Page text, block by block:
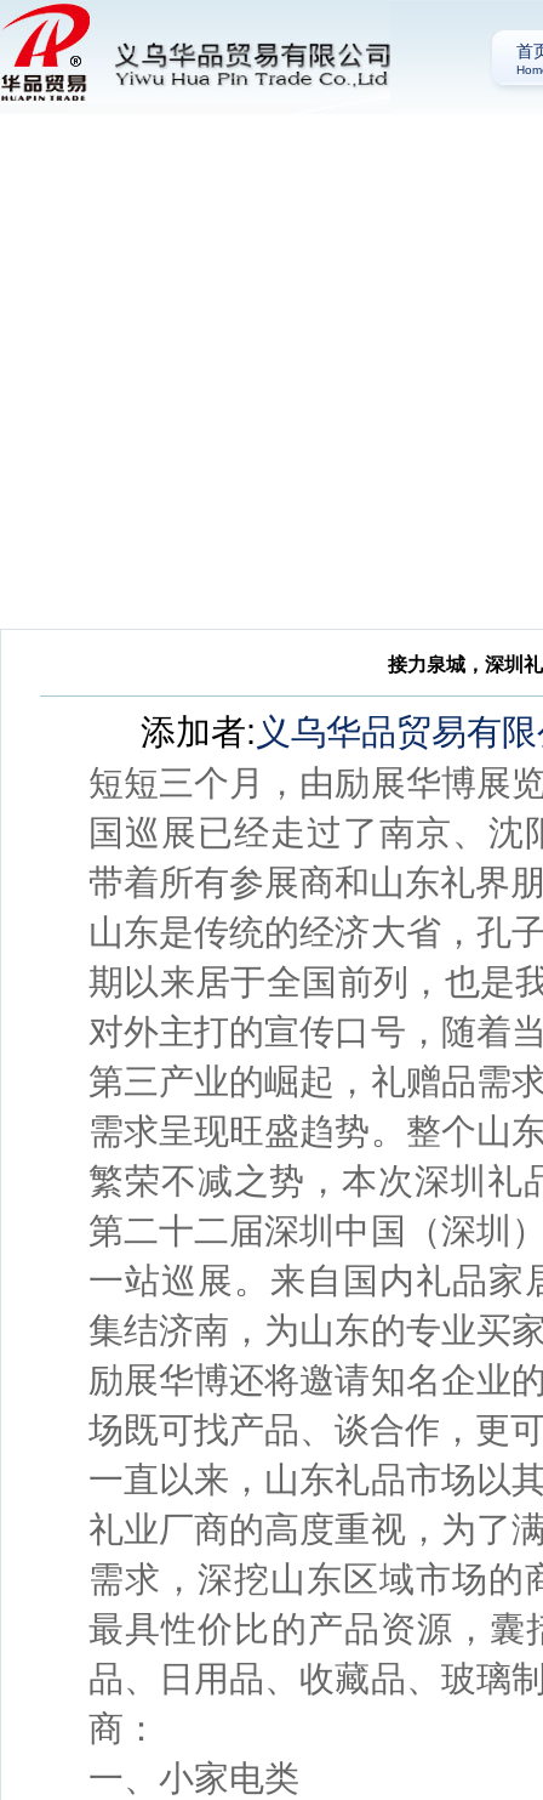
首
接力泉城，深圳
添加者: 义乌华品贸易有
短短三个月，由励展华博展
国巡展已经走过了南京、
带着所有参展商和山东礼界
山东是传统的经济大省，孔
期以来居于全国前列，也是
对外主打的宣传口号，随着
第三产业的崛起，礼赠品需
需求呈现旺盛趋势。整个山
繁荣不减之势，本次深圳礼
第二十二届深圳中国（深圳
一站巡展。来自国内礼品家
集结济南，为山东的专业买
励展华博还将邀请知名企业
场既可找产品、谈合作，更
一直以来，山东礼品市场以
礼业厂商的高度重视，为了
需求，深挖山东区域市场
最具性价比的产品资源，
品、日用品、收藏品、玻璃
商：
一、小家电类